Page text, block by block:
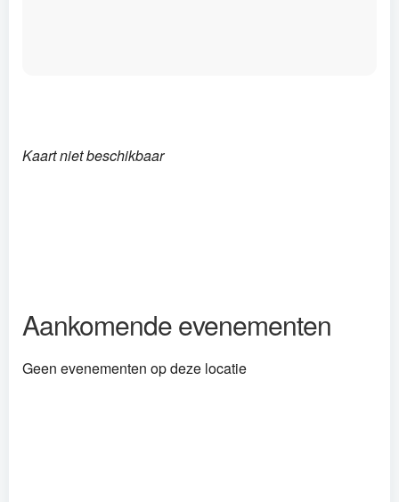
Kaart niet beschikbaar
Aankomende evenementen
Geen evenementen op deze locatie